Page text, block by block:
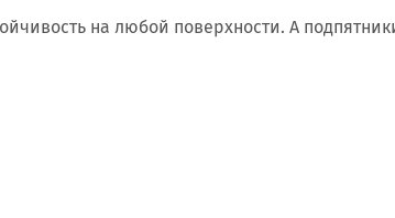
на любой поверхности. А